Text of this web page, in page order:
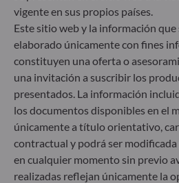
vigente en sus propios países.
Este sitio web y la información que
elaborado únicamente con fines
constituyen una oferta o
una invitación a suscribir los
presentados. La información
los documentos disponibles en el
únicamente a título orientativo,
contractual y podrá ser
en cualquier momento sin previo
realizadas reflejan únicamente la